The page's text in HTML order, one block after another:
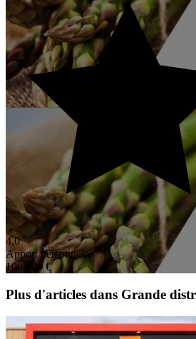
4,0
Apport personnel
100 000 €
Plus d'articles dans Grande